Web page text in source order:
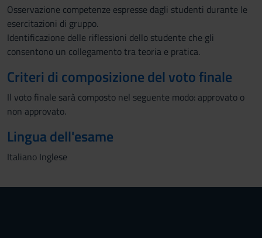
Osservazione competenze espresse dagli studenti durante le
esercitazioni di gruppo.
Identificazione delle riflessioni dello studente che gli
consentono un collegamento tra teoria e pratica.
Criteri di composizione del voto finale
Il voto finale sarà composto nel seguente modo: approvato o
non approvato.
Lingua dell'esame
Italiano Inglese